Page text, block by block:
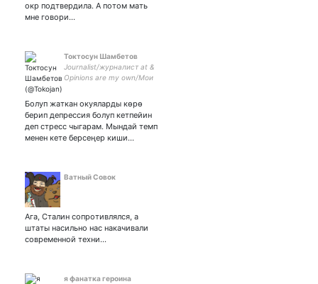
окр подтвердила. А потом мать
мне говори…
Токтосун Шамбетов
Journalist/журналист at &
Opinions are my own/Мои
Болуп жаткан окуяларды көрө
берип депрессия болуп кетпейин
деп стресс чыгарам. Мындай темп
менен кете берсеңер киши…
Ватный Совок
Ага, Сталин сопротивлялся, а
штаты насильно нас накачивали
современной техни…
я фанатка героина